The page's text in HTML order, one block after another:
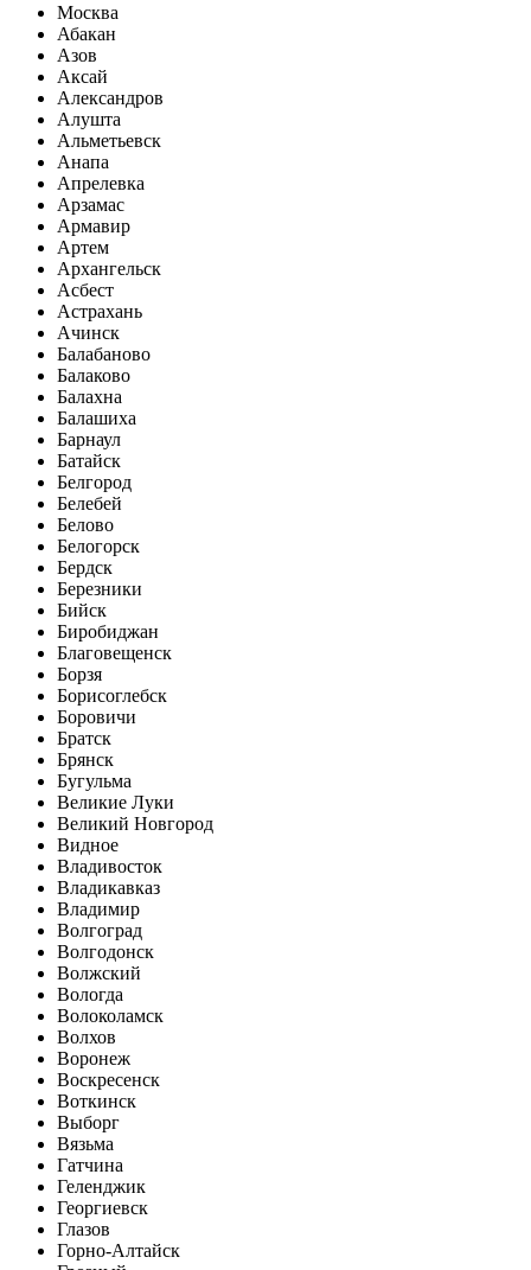
Москва
Абакан
Азов
Аксай
Александров
Алушта
Альметьевск
Анапа
Апрелевка
Арзамас
Армавир
Артем
Архангельск
Асбест
Астрахань
Ачинск
Балабаново
Балаково
Балахна
Балашиха
Барнаул
Батайск
Белгород
Белебей
Белово
Белогорск
Бердск
Березники
Бийск
Биробиджан
Благовещенск
Борзя
Борисоглебск
Боровичи
Братск
Брянск
Бугульма
Великие Луки
Великий Новгород
Видное
Владивосток
Владикавказ
Владимир
Волгоград
Волгодонск
Волжский
Вологда
Волоколамск
Волхов
Воронеж
Воскресенск
Воткинск
Выборг
Вязьма
Гатчина
Геленджик
Георгиевск
Глазов
Горно-Алтайск